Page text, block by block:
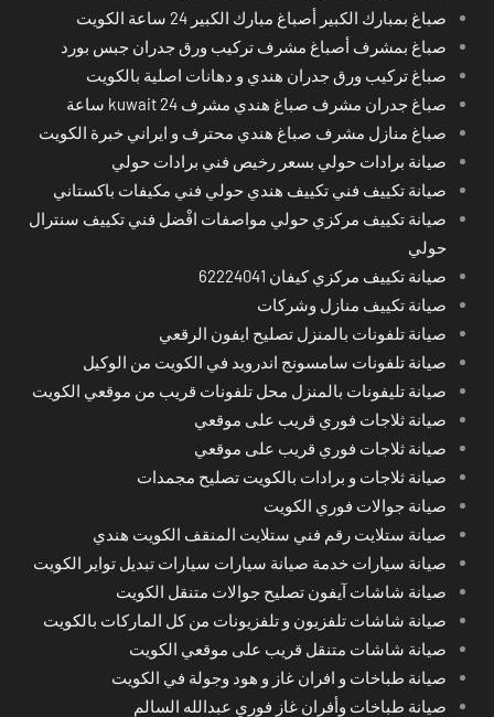
صباغ بمبارك الكبير أصباغ مبارك الكبير 24 ساعة الكويت
صباغ بمشرف أصباغ مشرف تركيب ورق جدران جبس بورد
صباغ تركيب ورق جدران هندي و دهانات اصلية بالكويت
صباغ جدران مشرف صباغ هندي مشرف kuwait 24 ساعة
صباغ منازل مشرف صباغ هندي محترف و ايراني خبرة الكويت
صيانة برادات حولي بسعر رخيص فني برادات حولي
صيانة تكييف فني تكييف هندي حولي فني مكيفات باكستاني
صيانة تكييف مركزي حولي مواصفات افْضل فني تكييف سنترال
حولي
صيانة تكييف مركزي كيفان 62224041
صيانة تكييف منازل وشركات
صيانة تلفونات بالمنزل تصليح ايفون الرقعي
صيانة تلفونات سامسونج اندرويد في الكويت من الوكيل
صيانة تليفونات بالمنزل محل تلفونات قريب من موقعي الكويت
صيانة ثلاجات فوري قريب على موقعي
صيانة ثلاجات فوري قريب على موقعي
صيانة ثلاجات و برادات بالكويت تصليح مجمدات
صيانة جوالات فوري الكويت
صيانة ستلايت رقم فني ستلايت المنقف الكويت هندي
صيانة سيارات خدمة صيانة سيارات سيارات تبديل تواير الكويت
صيانة شاشات آيفون تصليح جوالات متنقل الكويت
صيانة شاشات تلفزيون و تلفزيونات من كل الماركات بالكويت
صيانة شاشات متنقل قريب على موقعي الكويت
صيانة طباخات و افران غاز و هود وجولة في الكويت
صيانة طباخات وأفران غاز فوري عبدالله السالم